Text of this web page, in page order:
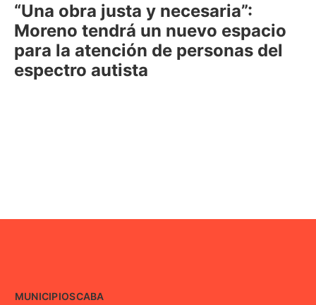
“Una obra justa y necesaria”:
Moreno tendrá un nuevo espacio
para la atención de personas del
espectro autista
MUNICIPIOSCABA